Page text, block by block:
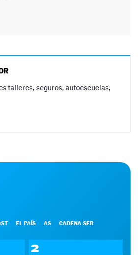
talleres, seguros, autoescuelas,
EL PAÍS AS CADENA SER
2